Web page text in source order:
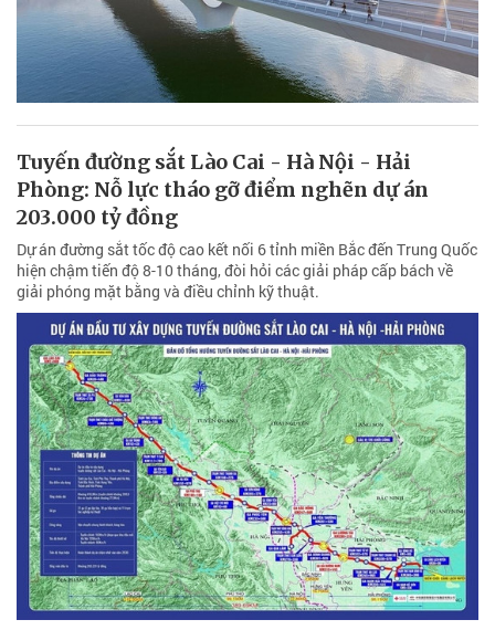
Tuyến đường sắt Lào Cai - Hà Nội - Hải
Phòng: Nỗ lực tháo gỡ điểm nghẽn dự án
203.000 tỷ đồng
Dự án đường sắt tốc độ cao kết nối 6 tỉnh miền Bắc đến Trung Quốc
hiện chậm tiến độ 8-10 tháng, đòi hỏi các giải pháp cấp bách về
giải phóng mặt bằng và điều chỉnh kỹ thuật.